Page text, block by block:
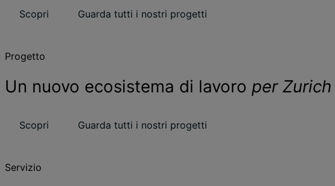
Scopri Guarda tutti i nostri progetti
Progetto
Un nuovo ecosistema di lavoro per
Scopri Guarda tutti i nostri progetti
Servizio